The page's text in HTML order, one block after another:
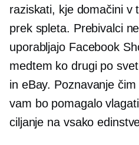
raziskati, kje domačini v
prek spleta. Prebivalci
uporabljajo Facebook
medtem ko drugi po
in eBay. Poznavanje
vam bo pomagalo
ciljanje na vsako